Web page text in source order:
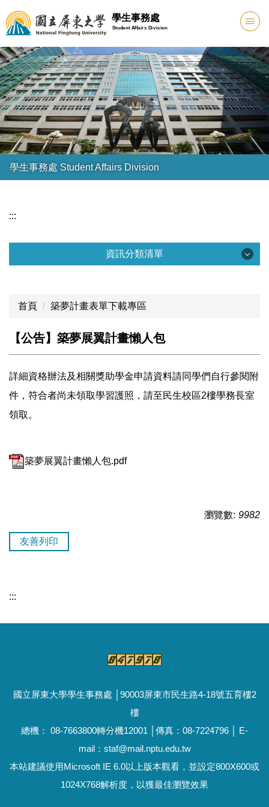
跳
到
主
要
內
容
區
學生事務處
Student Affairs Division
學生事務處 Student Affairs Division
:::
資訊分類清單
關於本處
學務長室介紹
歷年導師名單
下載專區
首頁 築夢計畫表單下載專區
【公告】築夢展翼計畫懶人包
詳細資格辦法及相關獎助學金申請資料請同學們自行參閱附
件，符合者尚未領取學習護照，請至民生校區2樓學務長室
領取。
築夢展翼計畫懶人包.pdf
瀏覽數: 9982
友善列印
:::
國立屏東大學學生事務處 │90003屏東市民生路4-18號五育樓2
樓
總機： 08-7663800轉分機12001 │傳真：08-7224796 │ E-
mail：staf@mail.nptu.edu.tw
本站建議使用Microsoft IE 6.0以上版本觀看，並設定800X600或
1024X768解析度，以獲最佳瀏覽效果